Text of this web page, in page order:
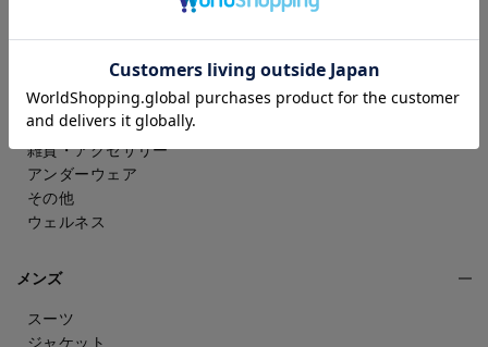
フォーマル（喪服・礼服）
バッグ
シューズ
雑貨・アクセサリー
アンダーウェア
その他
ウェルネス
メンズ
スーツ
ジャケット